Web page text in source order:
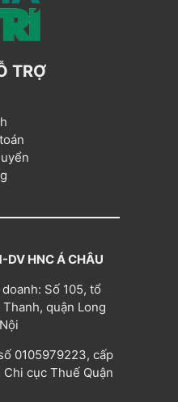
TRỢ
DV HNC Á CHÂU
Số 105, tổ
quận Long
0105979223, cấp
cục Thuế Quận